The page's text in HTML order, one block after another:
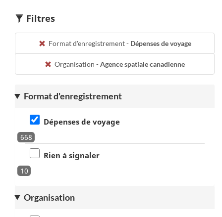
62
63
Filtres
Format d'enregistrement - Dépenses de voyage
Organisation -Agence spatiale canadienne
Format d'enregistrement
Dépenses de voyage
668
Rien à signaler
10
Organisation